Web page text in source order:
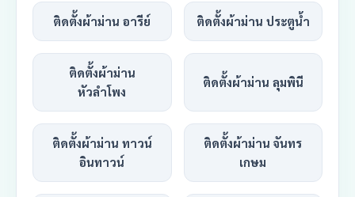
ติดตั้งผ้าม่าน อารีย์ ติดตั้งผ้าม่าน ประตูน้ำ
ติดตั้งผ้าม่าน
หัวลำโพง
ติดตั้งผ้าม่าน ลุมพินี
ติดตั้งผ้าม่าน ทาวน์
อินทาวน์
ติดตั้งผ้าม่าน จันทร
เกษม